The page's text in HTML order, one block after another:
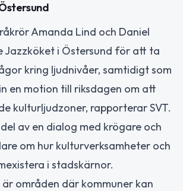
Amanda Lind och Daniel
Jazzköket i Östersund för att ta
kring ljudnivåer, samtidigt som
en motion till riksdagen om att
kulturljudzoner, rapporterar SVT.
av en dialog med krögare och
om hur kulturverksamheter och
i stadskärnor.
områden där kommuner kan